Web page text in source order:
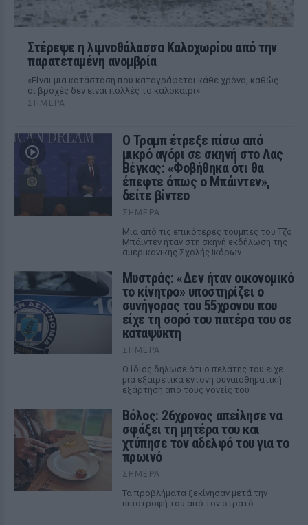
Στέρεψε η λιμνοθάλασσα Καλοχωρίου από την
παρατεταμένη ανομβρία
«Είναι μια κατάσταση που καταγράφεται κάθε χρόνο, καθώς
οι βροχές δεν είναι πολλές το καλοκαίρι»
ΣΉΜΕΡΑ
Ο Τραμπ έτρεξε πίσω από
μικρό αγόρι σε σκηνή στο Λας
Βέγκας: «Φοβήθηκα ότι θα
έπεφτε όπως ο Μπάιντεν»,
δείτε βίντεο
ΣΉΜΕΡΑ
Μια από τις επικότερες τούμπες του Τζο
Μπάιντεν ήταν στη σκηνή εκδήλωση της
αμερικανικής Σχολής Ικάρων
Μυστράς: «Δεν ήταν οικονομικό
το κίνητρο» υποστηρίζει ο
συνήγορος του 55χρονου που
είχε τη σορό του πατέρα του σε
καταψύκτη
ΣΉΜΕΡΑ
Ο ίδιος δήλωσε ότι ο πελάτης του είχε
μια εξαιρετικά έντονη συναισθηματική
εξάρτηση από τους γονείς του
Βόλος: 26χρονος απείλησε να
σφάξει τη μητέρα του και
χτύπησε τον αδελφό του για το
πρωινό
ΣΉΜΕΡΑ
Τα προβλήματα ξεκίνησαν μετά την
επιστροφή του από τον στρατό